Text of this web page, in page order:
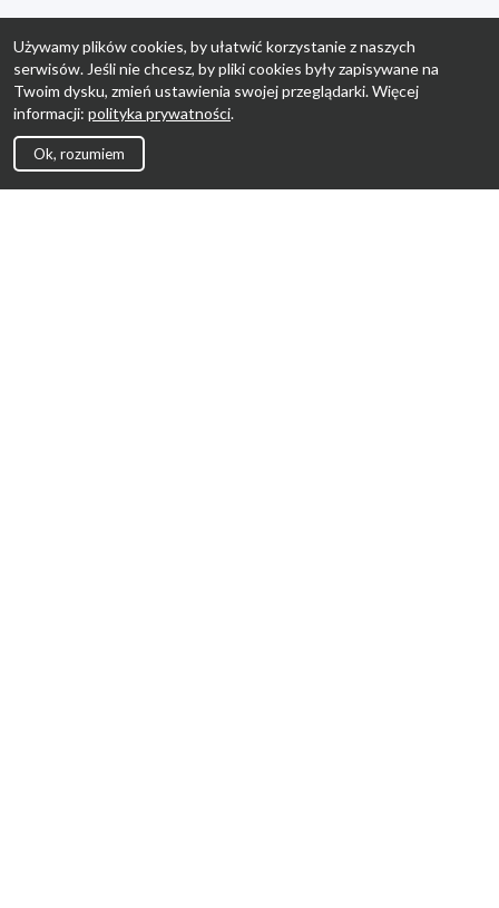
Używamy plików cookies, by ułatwić korzystanie z naszych
serwisów. Jeśli nie chcesz, by pliki cookies były zapisywane na
Twoim dysku, zmień ustawienia swojej przeglądarki. Więcej
informacji: polityka prywatności.
Ok, rozumiem